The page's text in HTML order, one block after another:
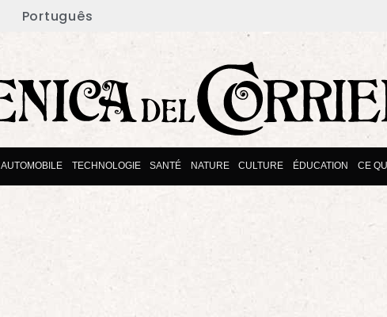
Português
AUTOMOBILE TECHNOLOGIE SANTÉ NATURE CULTURE ÉDUCATION CE